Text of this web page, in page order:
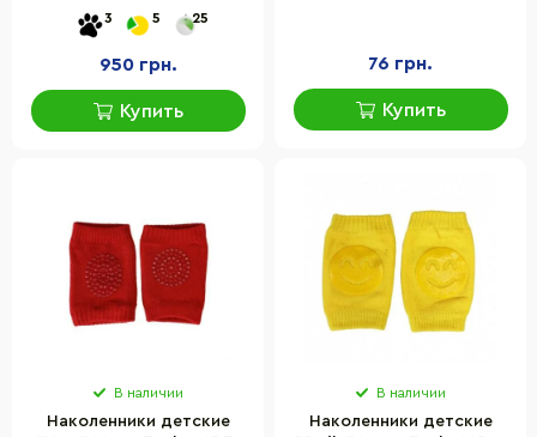
Newborn Macik МС 110512-
08 подушка + одеяло +
простыня
3 5 25
950 грн.
Купить
76 грн.
Купить
В наличии
Наколенники детские
В наличии
Наколенники детские